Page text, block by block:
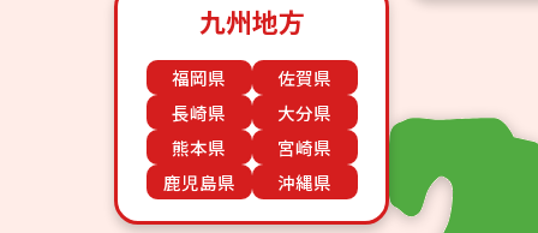
九州地方
福岡県
佐賀県
長崎県
大分県
熊本県
宮崎県
鹿児島県
沖縄県